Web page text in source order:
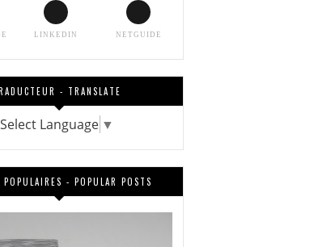
LINKEDIN NETGUIDE
- TRANSLATE
Select Language ▼
- POPULAR POSTS